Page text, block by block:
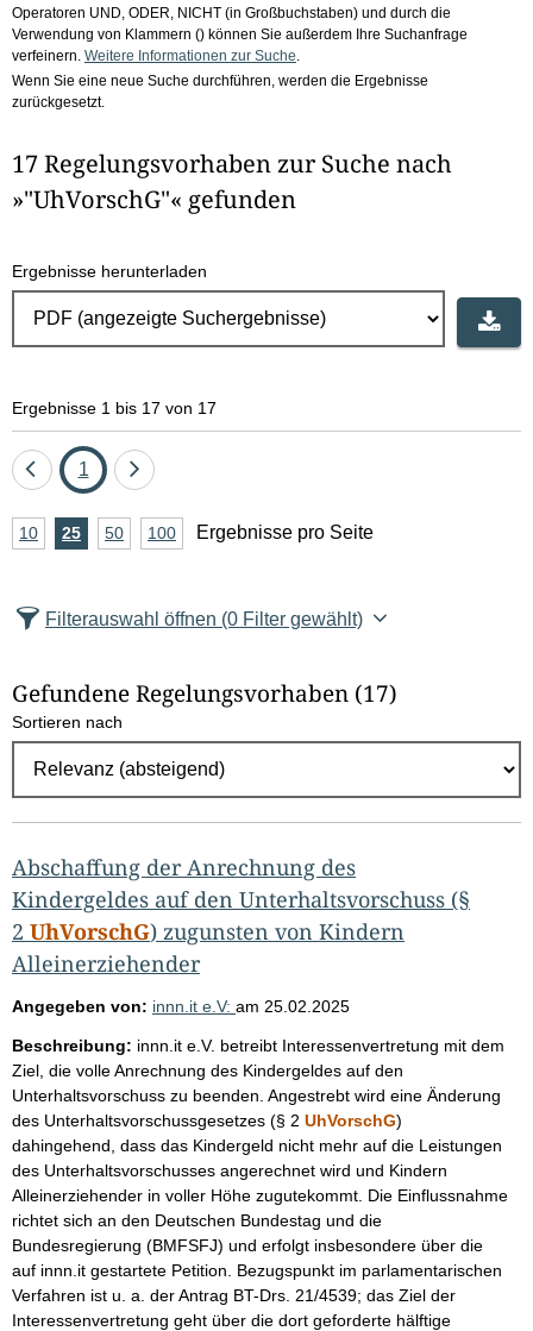
Operatoren UND, ODER, NICHT (in Großbuchstaben) und durch die
Verwendung von Klammern () können Sie außerdem Ihre Suchanfrage
verfeinern. Weitere Informationen zur Suche
Wenn Sie eine neue Suche durchführen, werden die Ergebnisse
zurückgesetzt.
17 Regelungsvorhaben zur Suche nach
»"UhVorschG"« gefunden
Ergebnisse herunterladen
Ergebnisse 1 bis 17 von 17
Eine
zurück
Seite
1
Eine
vor
A
z
l
E
g
e
b
n
i
s
s
e
p
r
o
S
e
i
t
e
10Ergebnisse
25Ergebnisse
50Ergebnisse
100Ergebnisse
Ergebnisse pro Seite
Filterauswahl öffnen (0 Filter gewählt)
Gefundene Regelungsvorhaben (17)
Sortieren nach
Abschaffung der Anrechnung des
Kindergeldes auf den Unterhaltsvorschuss (§
2 UhVorschG) zugunsten von Kindern
Alleinerziehender
Angegeben von: innn.it e.V: am 25.02.2025
Beschreibung: innn.it e.V. betreibt Interessenvertretung mit dem
Ziel, die volle Anrechnung des Kindergeldes auf den
Unterhaltsvorschuss zu beenden. Angestrebt wird eine Änderung
des Unterhaltsvorschussgesetzes (§ 2 UhVorschG)
dahingehend, dass das Kindergeld nicht mehr auf die Leistungen
des Unterhaltsvorschusses angerechnet wird und Kindern
Alleinerziehender in voller Höhe zugutekommt. Die Einflussnahme
richtet sich an den Deutschen Bundestag und die
Bundesregierung (BMFSFJ) und erfolgt insbesondere über die
auf innn.it gestartete Petition. Bezugspunkt im parlamentarischen
Verfahren ist u. a. der Antrag BT-Drs. 21/4539; das Ziel der
Interessenvertretung geht über die dort geforderte hälftige